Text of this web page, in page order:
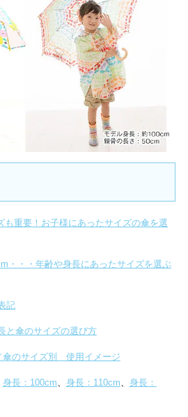
も重要！お子様にあったサイズの傘を選
・・・年齢や身長にあったサイズを選ぶ
記
と傘のサイズの選び方
傘のサイズ別 使用イメージ
身長：100cm 身長：110cm
身長：